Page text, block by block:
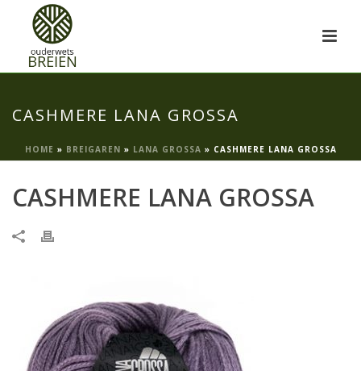
CASHMERE LANA GROSSA
HOME » BREIGAREN » LANA GROSSA » CASHMERE LANA GROSSA
CASHMERE LANA GROSSA